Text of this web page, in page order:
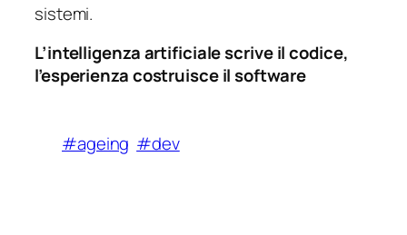
sistemi.
L’intelligenza artificiale scrive il codice,
l’esperienza costruisce il software
#ageing #dev